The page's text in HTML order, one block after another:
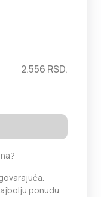
2.556 RSD.
ponudu